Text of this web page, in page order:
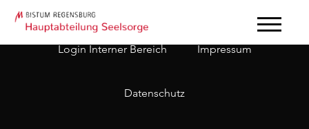
Login Interner Bereich Impressum
Datenschutz